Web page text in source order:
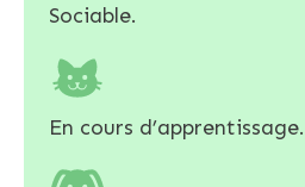
Sociable.
En cours d’apprentissage.